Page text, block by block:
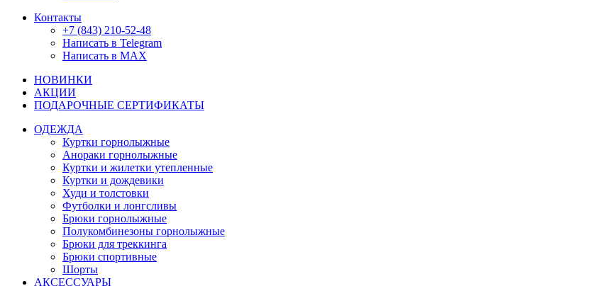
Контакты
+7 (843) 210-52-48
Написать в Telegram
Написать в MAX
НОВИНКИ
АКЦИИ
ПОДАРОЧНЫЕ СЕРТИФИКАТЫ
ОДЕЖДА
Куртки горнолыжные
Анораки горнолыжные
Куртки и жилетки утепленные
Куртки и дождевики
Худи и толстовки
Футболки и лонгсливы
Брюки горнолыжные
Полукомбинезоны горнолыжные
Брюки для треккинга
Брюки спортивные
Шорты
АКСЕССУАРЫ